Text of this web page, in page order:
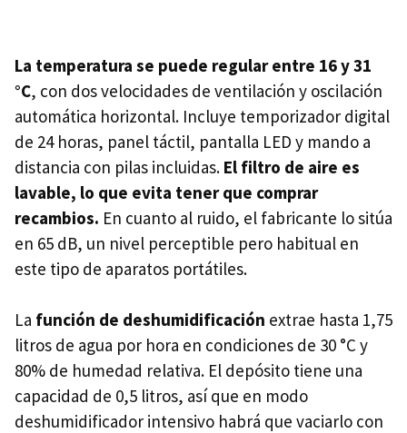
La temperatura se puede regular entre 16 y 31
°C, con dos velocidades de ventilación y oscilación
automática horizontal. Incluye temporizador digital
de 24 horas, panel táctil, pantalla LED y mando a
distancia con pilas incluidas. El filtro de aire es
lavable, lo que evita tener que comprar
recambios. En cuanto al ruido, el fabricante lo sitúa
en 65 dB, un nivel perceptible pero habitual en
este tipo de aparatos portátiles.
La función de deshumidificación extrae hasta 1,75
litros de agua por hora en condiciones de 30 °C y
80% de humedad relativa. El depósito tiene una
capacidad de 0,5 litros, así que en modo
deshumidificador intensivo habrá que vaciarlo con